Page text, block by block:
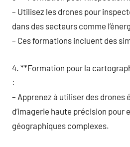
– Utilisez les drones pour
dans des secteurs comme
– Ces formations incluent des
4. **Formation pour la
:
– Apprenez à utiliser des drones
d’imagerie haute précision pour
géographiques complexes.